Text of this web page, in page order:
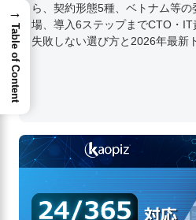
ら、契約形態5種、ベトナム等
場、導入6ステップまでCTO・IT
失敗しない選び方と2026年最新
→
Table of Content